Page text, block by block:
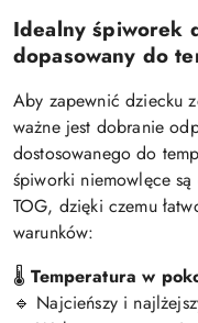
Idealny śpiworek
dopasowany do
Aby zapewnić dziecku
ważne jest dobranie
dostosowanego do
śpiworki niemowlęce
TOG, dzięki czemu
warunków:
🌡 Temperatura w
🔹 Najcieńszy i